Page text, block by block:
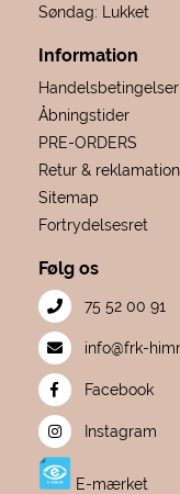
Søndag: Lukket
Information
Handelsbetingelser
Åbningstider
PRE-ORDERS
Retur & reklamation
Sitemap
Fortrydelsesret
Følg os
75 52 00 91
info@frk-
Facebook
Instagram
E-mærket